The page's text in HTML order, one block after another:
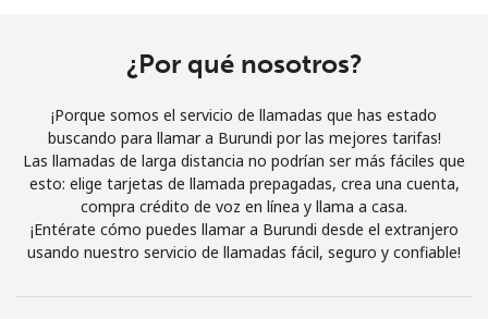
Al abrir una cuenta en este sitio web, estoy de acuerdo con
Términos y condiciones.
Únete
¡Hola!
¿Por qué nosotros?
¡Porque somos el servicio de llamadas que has estado
buscando para llamar a Burundi por las mejores tarifas!
Las llamadas de larga distancia no podrían ser más fáciles que
esto: elige tarjetas de llamada prepagadas, crea una cuenta,
compra crédito de voz en línea y llama a casa.
¡Entérate cómo puedes llamar a Burundi desde el extranjero
usando nuestro servicio de llamadas fácil, seguro y confiable!